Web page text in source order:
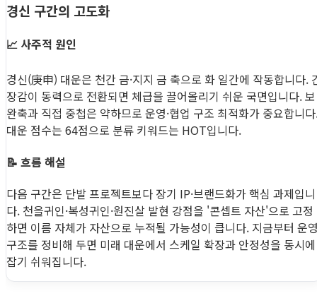
경신 구간의 고도화
📈 사주적 원인
경신(庚申) 대운은 천간 금·지지 금 축으로 화 일간에 작동합니다.
장감이 동력으로 전환되면 체급을 끌어올리기 쉬운 국면입니다. 보
완축과 직접 중첩은 약하므로 운영·협업 구조 최적화가 중요합니
대운 점수는 64점으로 분류 키워드는 HOT입니다.
📝 흐름 해설
다음 구간은 단발 프로젝트보다 장기 IP·브랜드화가 핵심 과제입니
다. 천을귀인·복성귀인·원진살 발현 강점을 '콘셉트 자산'으로 고정
하면 이름 자체가 자산으로 누적될 가능성이 큽니다. 지금부터 운
구조를 정비해 두면 미래 대운에서 스케일 확장과 안정성을 동시에
잡기 쉬워집니다.